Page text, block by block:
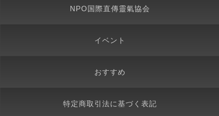
NPO国際直傳靈氣協会
イベント
おすすめ
特定商取引法に基づく表記